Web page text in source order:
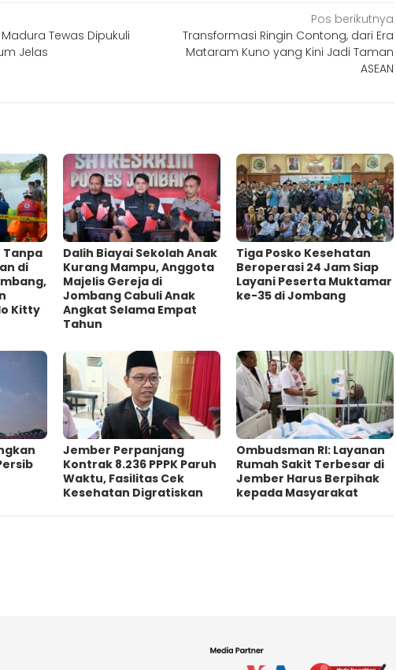
Tewas Dipukuli
Jelas
Pos berikutnya
Transformasi Ringin Contong, dari Era
Mataram Kuno yang Kini Jadi Taman
ASEAN
Tanpa
di
Kitty
Dalih Biayai Sekolah Anak
Kurang Mampu, Anggota
Majelis Gereja di
Jombang Cabuli Anak
Angkat Selama Empat
Tahun
Tiga Posko Kesehatan
Beroperasi 24 Jam Siap
Layani Peserta Muktamar
ke-35 di Jombang
Jember Perpanjang
Kontrak 8.236 PPPK Paruh
Waktu, Fasilitas Cek
Kesehatan Digratiskan
Ombudsman RI: Layanan
Rumah Sakit Terbesar di
Jember Harus Berpihak
kepada Masyarakat